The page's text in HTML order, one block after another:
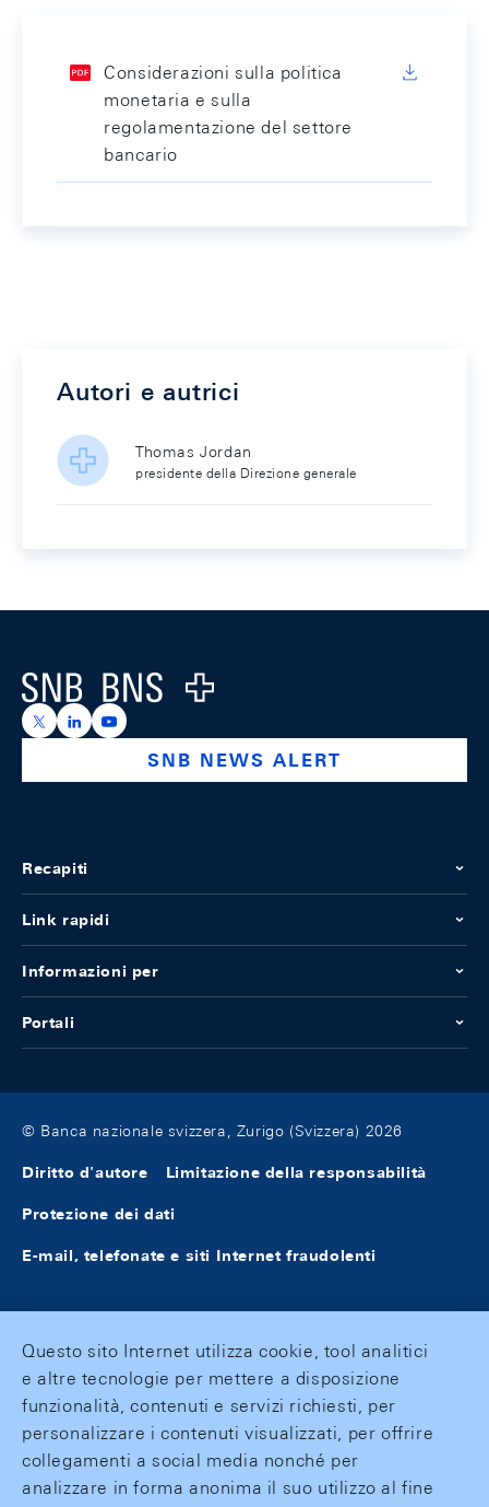
Considerazioni sulla politica
monetaria e sulla
regolamentazione del settore
bancario
Autori e autrici
Thomas Jordan
presidente della Direzione generale
Logo
https://x.com/snb_bns
https://ch.linkedin.com/company/swiss-national-
https://www.youtube.com/@swissnationalbank
SNB NEWS ALERT
Recapiti
Link rapidi
Informazioni per
Portali
© Banca nazionale svizzera, Zurigo (Svizzera) 2026
Diritto d'autore Limitazione della responsabilità
Protezione dei dati
E-mail, telefonate e siti Internet fraudolenti
Questo sito Internet utilizza cookie, tool analitici
e altre tecnologie per mettere a disposizione
funzionalità, contenuti e servizi richiesti, per
personalizzare i contenuti visualizzati, per offrire
collegamenti a social media nonché per
analizzare in forma anonima il suo utilizzo al fine